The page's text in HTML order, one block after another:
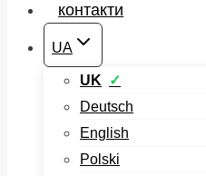
контакти
UA
UK
Deutsch
English
Polski